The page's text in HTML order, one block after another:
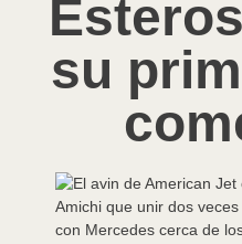
su